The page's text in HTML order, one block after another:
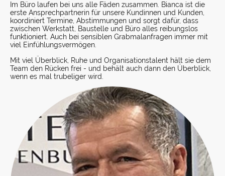
Im Büro laufen bei uns alle Fäden zusammen. Bianca ist die
erste Ansprechpartnerin für unsere Kundinnen und Kunden,
koordiniert Termine, Abstimmungen und sorgt dafür, dass
zwischen Werkstatt, Baustelle und Büro alles reibungslos
funktioniert. Auch bei sensiblen Grabmalanfragen immer mit
viel Einfühlungsvermögen.
Mit viel Überblick, Ruhe und Organisationstalent hält sie dem
Team den Rücken frei - und behält auch dann den Überblick,
wenn es mal trubeliger wird.